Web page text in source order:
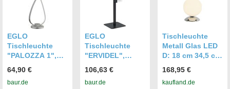
Wegeleuchte,
Schwarz, Led 2w
100lm 3000k
Warmweiß, Dxh
16,5x76 Cm
EGLO
Tischleuchte
"PALOZZA 1",
(nickelfarben), H:
42cm, 1 Stk.,
64,90 €
baur.de
EGLO
Tischleuchte
"ERVIDEL",
50cm, 1 Stk.,
Leuchten,
106,63 €
baur.de
Tischleuchte
Metall Glas LED
D: 18 cm 34,5 cm
rund
Kugelschirm
168,95 €
kaufland.de